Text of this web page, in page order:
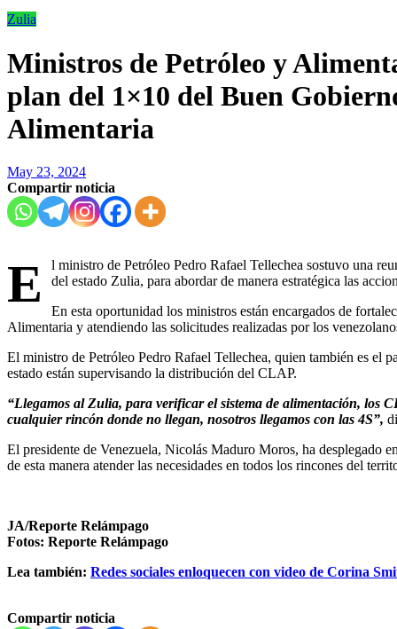
Zulia
Ministros de Petróleo y
plan del 1×10 del Buen
Alimentaria
May 23, 2024
Compartir noticia
E
l ministro de Petróleo Pedro Rafael Tellechea sostuvo una
del estado Zulia, para abordar de manera estratégica las
En esta oportunidad los ministros están encargados de
Alimentaria y atendiendo las solicitudes realizadas por los
El ministro de Petróleo Pedro Rafael Tellechea, quien también es el
estado están supervisando la distribución del CLAP.
“Llegamos al Zulia, para verificar el sistema de alimentación, los
cualquier rincón donde no llegan, nosotros llegamos con las 4S”,
El presidente de Venezuela, Nicolás Maduro Moros, ha desplegado
de esta manera atender las necesidades en todos los rincones del
JA/Reporte Relámpago
Fotos: Reporte Relámpago
Lea también: Redes sociales enloquecen con video de Corina
Compartir noticia